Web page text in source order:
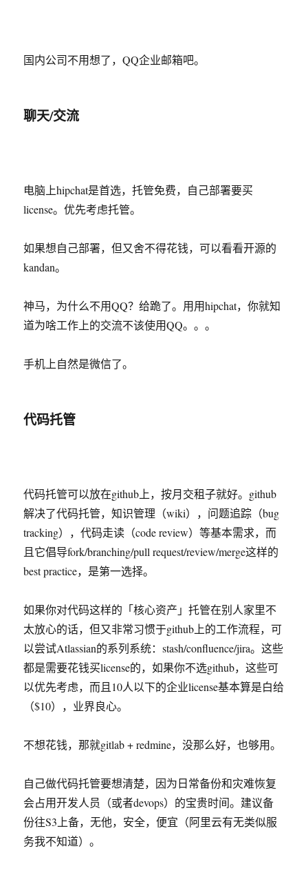
国内公司不用想了，QQ企业邮箱吧。
聊天/交流
电脑上hipchat是首选，托管免费，自己部署要买
license。优先考虑托管。
如果想自己部署，但又舍不得花钱，可以看看开源的
kandan。
神马，为什么不用QQ？给跪了。用用hipchat，你就知
道为啥工作上的交流不该使用QQ。。。
手机上自然是微信了。
代码托管
代码托管可以放在github上，按月交租子就好。github
解决了代码托管，知识管理（wiki），问题追踪（bug
tracking），代码走读（code review）等基本需求，而
且它倡导fork/branching/pull request/review/merge这样的
best practice，是第一选择。
如果你对代码这样的「核心资产」托管在别人家里不
太放心的话，但又非常习惯于github上的工作流程，可
以尝试Atlassian的系列系统：stash/confluence/jira。这些
都是需要花钱买license的，如果你不选github，这些可
以优先考虑，而且10人以下的企业license基本算是白给
（$10），业界良心。
不想花钱，那就gitlab + redmine，没那么好，也够用。
自己做代码托管要想清楚，因为日常备份和灾难恢复
会占用开发人员（或者devops）的宝贵时间。建议备
份往S3上备，无他，安全，便宜（阿里云有无类似服
务我不知道）。